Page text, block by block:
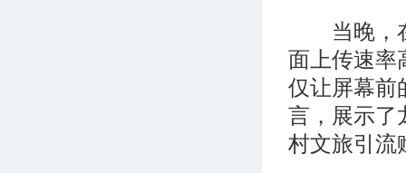
当晚，在
面上传速率
仅让屏幕前
言，展示了
村文旅引流